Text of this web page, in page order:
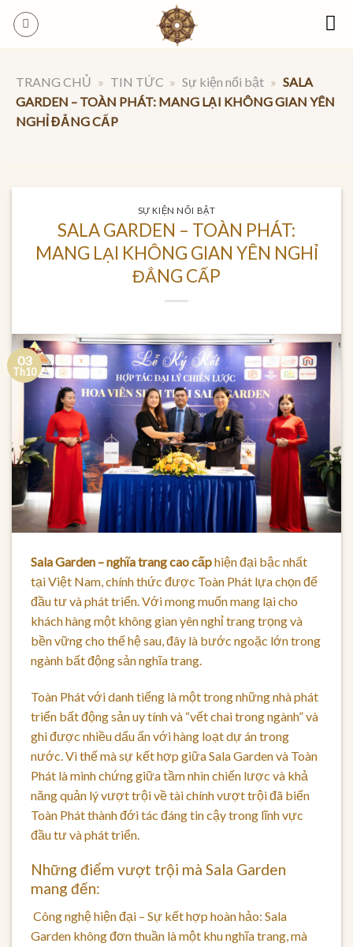
Skip
TRANG CHỦ » TIN TỨC » Sự kiện nổi bật » SALA
GARDEN – TOÀN PHÁT: MANG LẠI KHÔNG GIAN YÊN
NGHỈ ĐẲNG CẤP
SỰ KIỆN NỔI BẬT
SALA GARDEN – TOÀN PHÁT:
MANG LẠI KHÔNG GIAN YÊN NGHỈ
ĐẲNG CẤP
03
Th10
Sala Garden – nghĩa trang cao cấphiện đại bậc nhất
tại Việt Nam, chính thức được Toàn Phát lựa chọn để
đầu tư và phát triển. Với mong muốn mang lại cho
khách hàng một không gian yên nghỉ trang trọng và
bền vững cho thế hệ sau, đây là bước ngoặc lớn trong
ngành bất động sản nghĩa trang.
Toàn Phát với danh tiếng là một trong những nhà phát
triển bất động sản uy tính và “vết chai trong ngành” và
ghi được nhiều dấu ấn với hàng loạt dự án trong
nước. Vì thế mà sự kết hợp giữa Sala Garden và Toàn
Phát là minh chứng giữa tầm nhìn chiến lược và khả
năng quản lý vượt trội về tài chính vượt trội đã biến
Toàn Phát thành đới tác đáng tin cậy trong lĩnh vực
đầu tư và phát triển.
Những điểm vượt trội mà Sala Garden
mang đến:
Công nghệ hiện đại – Sự kết hợp hoàn hảo: Sala
Garden không đơn thuần là một khu nghĩa trang, mà